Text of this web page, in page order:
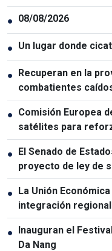
● 08/08/2026
● Un lugar donde
● Recuperan en la
combatientes
● Comisión Europea
satélites para
● El Senado de
proyecto de ley de
● La Unión
integración
socios
● Inauguran el
Da Nang